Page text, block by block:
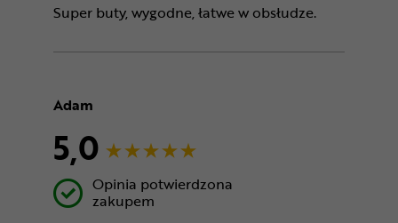
Super buty, wygodne, łatwe w obsłudze.
Adam
5,0
Opinia potwierdzona
zakupem